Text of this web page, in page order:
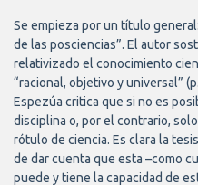
Se empieza por un título
de las posciencias”. El autor
relativizado el conocimiento
“racional, objetivo y universal”
Espezúa critica que si no es
disciplina o, por el contrario,
rótulo de ciencia. Es clara la
de dar cuenta que esta –como
puede y tiene la capacidad de